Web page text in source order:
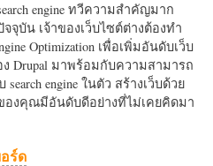
engine ทวีความสำคัญมาก
จจุบัน เจ้าของเว็บไซต์ต่างต้องทำ
Optimization เพื่อเพิ่มอันดับเว็บ
ง Drupal มาพร้อมกับความสามารถ
engine ในตัว สร้างเว็บด้วย
องคุณมีอันดับดีอย่างที่ไม่เคยคิดมา
ร์ด